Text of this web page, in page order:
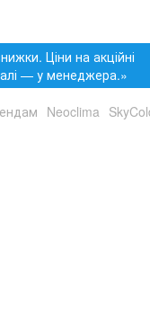
Ціни на акційні
— у менеджера.»
Neoclima